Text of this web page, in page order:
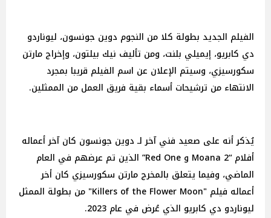
الفيلم الجديد بطولة كلا من النجوم دوين جونسون، ليوناردو
دي كابريو، إيميلي بلنت، ومن تأليف نيك بيلتون، وإخراج مارتن
سكورسيزي، وسيتم الإعلان عن اسم الفيلم قريبا بمجرد
الانتهاء من ترشيحات أسماء بقية فريق العمل من الممثلين.
يُذكر أنه على صعيد فني آخر لـ دوين جونسون كان آخر أعماله
أفلام “Moana 2 و Red One” الذين تم عرضهم في العام
الماضي، وفيما يتعلق بالمخرج مارتن سكورسيزي كان أخر
أعماله فيلم "Killers of the Flower Moon" من بطولة الممثل
ليوناردو دي كابريو الذي عُرض في عام 2023.